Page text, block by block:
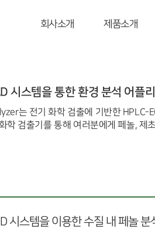
회사소개 제품소개
시스템을 통한 환경 분석 어플
는 전기 화학 검출에 기반한 HPLC-
학 검출기를 통해 여러분에게 페놀, 제
시스템을 이용한 수질 내 페놀 분